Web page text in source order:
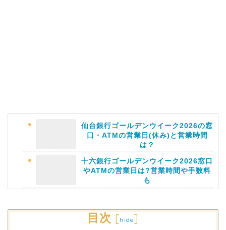
仙台銀行ゴールデンウイーク2026の窓
口・ATMの営業日(休み)と営業時間
は？
十六銀行ゴールデンウイーク2026窓口
やATMの営業日は?営業時間や手数料
も
静岡銀行ゴールデンウィーク2026の営
業日や休みは?ATM手数料も調査!
目次 [hide]